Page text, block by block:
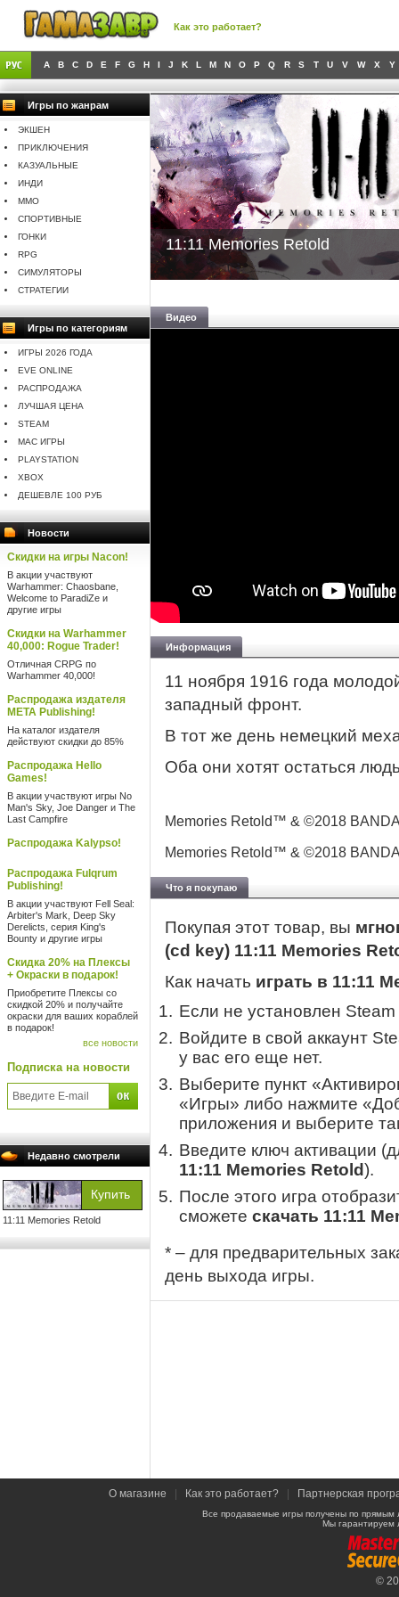
Как это работает?
A B C D E F G H I J K L M N O P Q R S T U V W X Y
Игры по жанрам
ЭКШЕН
ПРИКЛЮЧЕНИЯ
КАЗУАЛЬНЫЕ
ИНДИ
MMO
СПОРТИВНЫЕ
ГОНКИ
RPG
СИМУЛЯТОРЫ
СТРАТЕГИИ
Игры по категориям
ИГРЫ 2026 ГОДА
EVE ONLINE
РАСПРОДАЖА
ЛУЧШАЯ ЦЕНА
STEAM
MAC ИГРЫ
PLAYSTATION
XBOX
ДЕШЕВЛЕ 100 РУБ
Новости
Скидки на игры Nacon!
В акции участвуют
Warhammer: Chaosbane,
Welcome to ParadiZe и
другие игры
Скидки на Warhammer
40,000: Rogue Trader!
Отличная CRPG по
Warhammer 40,000!
Распродажа издателя
META Publishing!
На каталог издателя
действуют скидки до 85%
Распродажа Hello
Games!
В акции участвуют игры No
Man's Sky, Joe Danger и The
Last Campfire
Распродажа Kalypso!
Распродажа Fulqrum
Publishing!
В акции участвуют Fell Seal:
Arbiter's Mark, Deep Sky
Derelicts, серия King's
Bounty и другие игры
Скидка 20% на Плексы
+ Окраски в подарок!
Приобретите Плексы со
скидкой 20% и получайте
окраски для ваших кораблей
в подарок!
все новости
Подписка на новости
Недавно смотрели
11:11 Memories Retold
11:11 Memories Retold
Видео
Информация
11 ноября 1916 года
западный фронт.
В тот же день немецкий
Оба они хотят остаться
Memories Retold™ & ©2018
Memories Retold™ & ©2018
Что я покупаю
Покупая этот товар, вы
(cd key) 11:11 Memories
Как начать играть в 11:11
Если не установлен
Войдите в свой аккаунт
у вас его еще нет.
Выберите пункт
«Игры» либо нажмите
приложения и выберите
Введите ключ активации
11:11 Memories Retold).
После этого игра
сможете скачать 11:11
* – для предварительных
день выхода игры.
О магазине Как это работает? Партнерская
Все продаваемые игры получены по
Мы гарантируем
©